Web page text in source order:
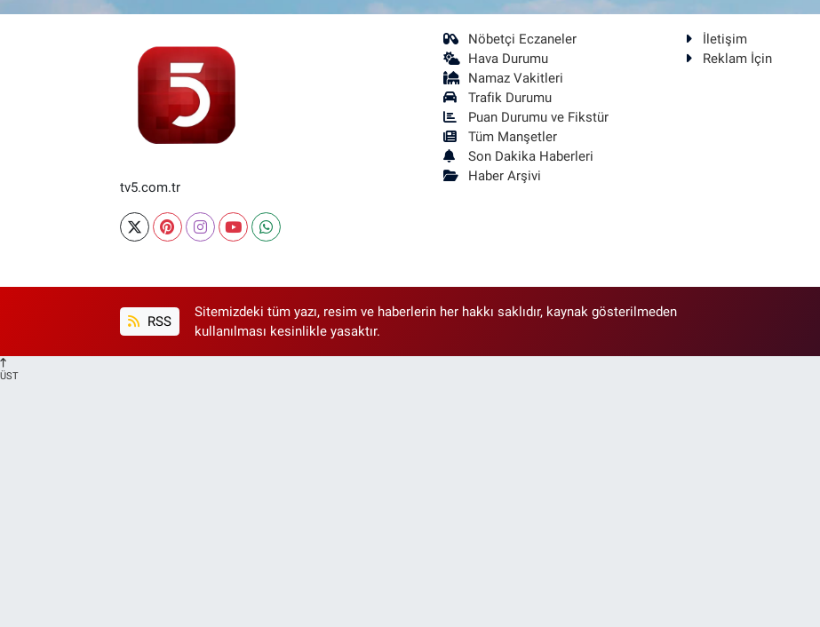
tv5.com.tr
Nöbetçi Eczaneler
Hava Durumu
Namaz Vakitleri
Trafik Durumu
Puan Durumu ve Fikstür
Tüm Manşetler
Son Dakika Haberleri
Haber Arşivi
İletişim
Reklam İçin
RSS
Sitemizdeki tüm yazı, resim ve haberlerin her hakkı saklıdır, kaynak gösterilmeden
kullanılması kesinlikle yasaktır.
ÜST